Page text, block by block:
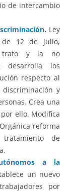
de intercambio
. Ley
de 12 de julio,
trato y la no
desarrolla los
respecto al
y
Crea una
ello. Modifica
reforma
de
a la
un nuevo
por